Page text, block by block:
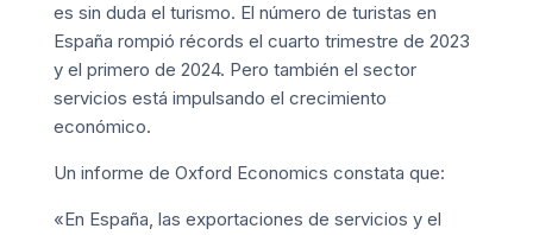
es sin duda el turismo. El número de turistas en
España rompió récords el cuarto trimestre de 2023
y el primero de 2024. Pero también el sector
servicios está impulsando el crecimiento
económico.
Un informe de Oxford Economics constata que:
«En España, las exportaciones de servicios y el